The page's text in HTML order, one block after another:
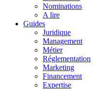
Nominations
A lire
Guides
Juridique
Management
Métier
Réglementation
Marketing
Financement
Expertise